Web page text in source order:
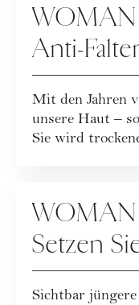
Anti-
Mit den Jahren
unsere Haut –
Sie wird
Setzen
zwei
Sichtbar